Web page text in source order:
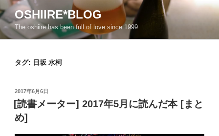
ン
テ
ン
OSHIIRE*BLOG
The oshiire has been full of love since 1999
タグ: 日坂 水柯
投
稿
日:
2017年6月6日
[読書メーター] 2017年5月に読んだ本 [まと
め]